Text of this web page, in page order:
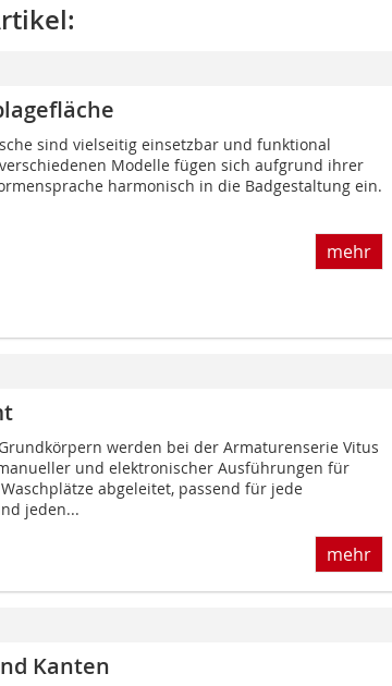
sind vielseitig einsetzbar und funktional
Modelle fügen sich aufgrund ihrer
harmonisch in die Badgestaltung ein.
mehr
werden bei der Armaturenserie Vitus
und elektronischer Ausführungen für
abgeleitet, passend für jede
jeden...
mehr
Kanten